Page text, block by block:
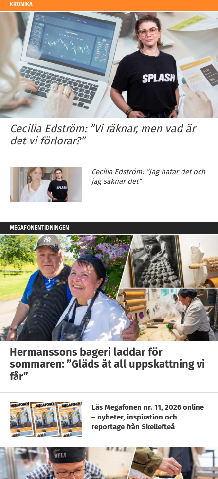
KRÖNIKA
Cecilia Edström: ”Vi räknar, men vad är
det vi förlorar?”
Cecilia Edström: ”Jag hatar det och
jag saknar det”
MEGAFONENTIDNINGEN
Hermanssons bageri laddar för
sommaren: ”Gläds åt all uppskattning vi
får”
Läs Megafonen nr. 11, 2026 online
– nyheter, inspiration och
reportage från Skellefteå